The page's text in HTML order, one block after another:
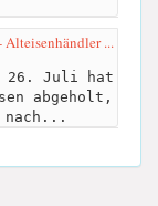
...
26. Juli hat
abgeholt,
nach...